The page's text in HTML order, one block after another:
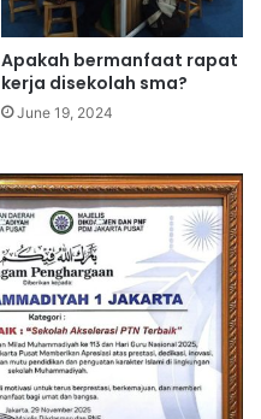
Apakah bermanfaat rapat
kerja disekolah sma?
June 19, 2024